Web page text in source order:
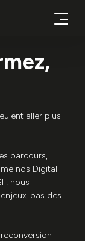
aller plus
parcours,
nos Digital
: nous
pas des